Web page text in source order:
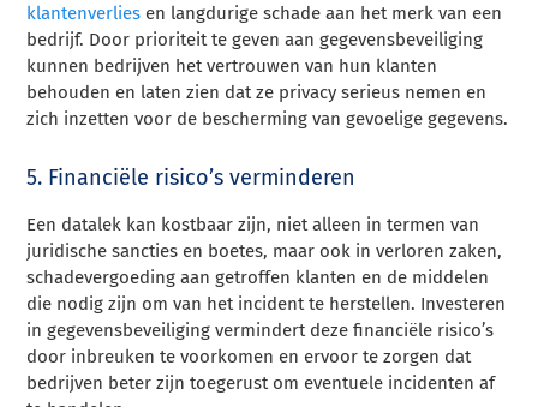
klantenverlies en langdurige schade aan het merk van een
bedrijf. Door prioriteit te geven aan gegevensbeveiliging
kunnen bedrijven het vertrouwen van hun klanten
behouden en laten zien dat ze privacy serieus nemen en
zich inzetten voor de bescherming van gevoelige gegevens.
5. Financiële risico’s verminderen
Een datalek kan kostbaar zijn, niet alleen in termen van
juridische sancties en boetes, maar ook in verloren zaken,
schadevergoeding aan getroffen klanten en de middelen
die nodig zijn om van het incident te herstellen. Investeren
in gegevensbeveiliging vermindert deze financiële risico’s
door inbreuken te voorkomen en ervoor te zorgen dat
bedrijven beter zijn toegerust om eventuele incidenten af